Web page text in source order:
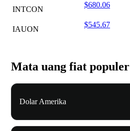
INTCON
$680.06
IAUON
$545.67
Mata uang fiat populer
Dolar Amerika